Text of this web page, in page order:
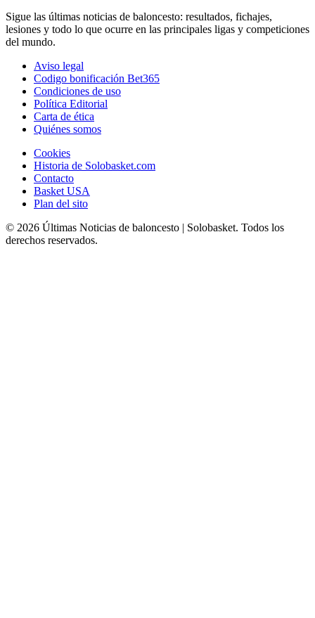
Sigue las últimas noticias de baloncesto: resultados, fichajes,
lesiones y todo lo que ocurre en las principales ligas y competiciones
del mundo.
Aviso legal
Codigo bonificación Bet365
Condiciones de uso
Política Editorial
Carta de ética
Quiénes somos
Cookies
Historia de Solobasket.com
Contacto
Basket USA
Plan del sito
© 2026 Últimas Noticias de baloncesto | Solobasket. Todos los
derechos reservados.